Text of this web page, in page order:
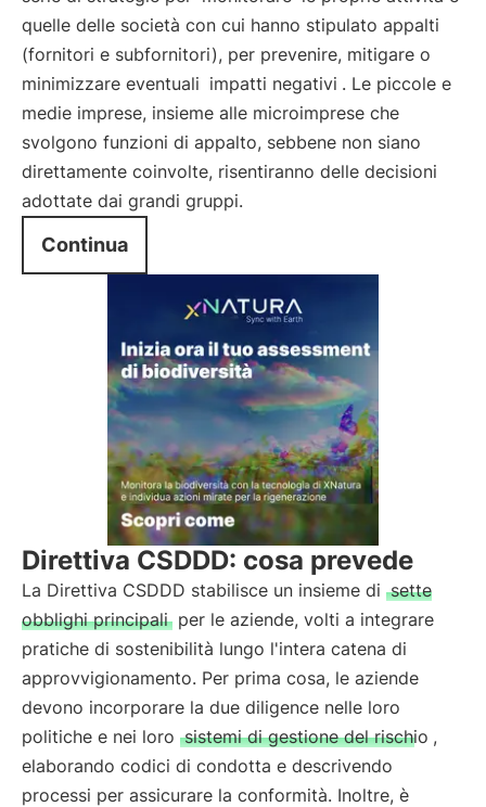
quelle delle società con cui hanno stipulato appalti
(fornitori e subfornitori), per prevenire, mitigare o
minimizzare eventuali impatti negativi . Le piccole e
medie imprese, insieme alle microimprese che
svolgono funzioni di appalto, sebbene non siano
direttamente coinvolte, risentiranno delle decisioni
adottate dai grandi gruppi.
Continua
Direttiva CSDDD: cosa prevede
La Direttiva CSDDD stabilisce un insieme di sette
obblighi principali per le aziende, volti a integrare
pratiche di sostenibilità lungo l'intera catena di
approvvigionamento. Per prima cosa, le aziende
devono incorporare la due diligence nelle loro
politiche e nei loro sistemi di gestione del rischio ,
elaborando codici di condotta e descrivendo
processi per assicurare la conformità. Inoltre, è